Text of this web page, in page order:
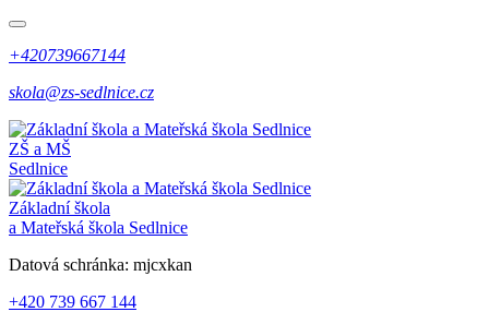
+420739667144
skola@zs-sedlnice.cz
ZŠ a MŠ
Sedlnice
Základní škola
a Mateřská škola Sedlnice
Datová schránka: mjcxkan
+420 739 667 144